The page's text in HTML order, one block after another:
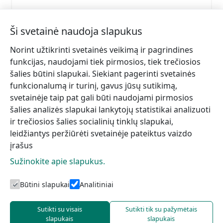
Talsi turizmo centras
Ši svetainė naudoja slapukus
Norint užtikrinti svetainės veikimą ir pagrindines
funkcijas, naudojami tiek pirmosios, tiek trečiosios
šalies būtini slapukai. Siekiant pagerinti svetainės
funkcionalumą ir turinį, gavus jūsų sutikimą,
svetainėje taip pat gali būti naudojami pirmosios
šalies analizės slapukai lankytojų statistikai analizuoti
ir trečiosios šalies socialinių tinklų slapukai,
leidžiantys peržiūrėti svetainėje pateiktus vaizdo
įrašus
Sužinokite apie slapukus.
Būtini slapukai Analitiniai
Sutikti su visais
slapukais
Sutikti tik su pažymėtais
slapukais